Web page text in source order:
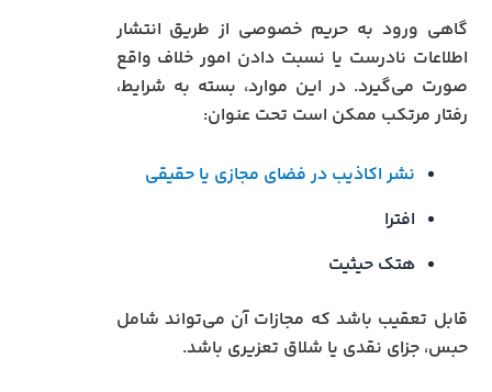
گاهی ورود به حریم خصوصی از طریق انتشار
اطلاعات نادرست یا نسبت دادن امور خلاف واقع
صورت می‌گیرد. در این موارد، بسته به شرایط،
رفتار مرتکب ممکن است تحت عنوان:
نشر اکاذیب در فضای مجازی یا حقیقی
افترا
هتک حیثیت
قابل تعقیب باشد که مجازات آن می‌تواند شامل
حبس، جزای نقدی یا شلاق تعزیری باشد.